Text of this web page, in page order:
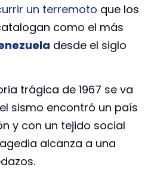
un terremoto que los
como el más
desde el siglo
trágica de 1967 se va
sismo encontró un país
y con un tejido social
alcanza a una